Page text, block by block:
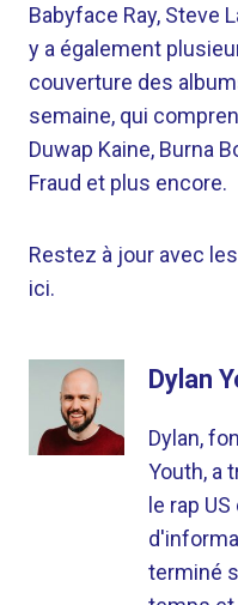
Babyface Ray, Steve
y a également
couverture des
semaine, qui
Duwap Kaine, Burna
Fraud et plus encore.
Restez à jour avec
ici.
Dylan
Dylan,
Youth, a
le rap
terminé